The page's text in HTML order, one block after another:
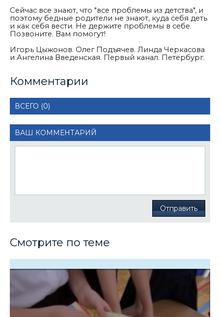
Сейчас все знают, что "все проблемы из детства", и
поэтому бедные родители не знают, куда себя деть
и как себя вести. Не держите проблемы в себе.
Позвоните. Вам помогут!
Игорь Цыжонов. Олег Подъячев. Линда Черкасова
и Ангелина Введенская. Первый канал. Петербург.
Комментарии
ВСЕГО (0)
ВАШ КОММЕНТАРИЙ
Отправить
Смотрите по теме